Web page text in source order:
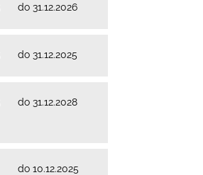
do 31.12.2026
do 31.12.2025
do 31.12.2028
do 10.12.2025